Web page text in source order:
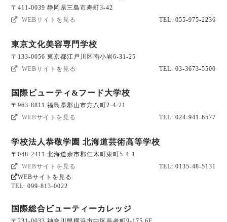
〒411-0039 静岡県三島市寿町3-42
WEBサイトを見る
TEL: 055-975-2236
東京文化美容専門学校
〒133-0056 東京都江戸川区南小岩6-31-25
WEBサイトを見る
TEL: 03-3673-5500
国際ビューティ&フード大学校
〒963-8811 福島県郡山市方八町2-4-21
WEBサイトを見る
TEL: 024-941-6577
学校法人恭敬学園 北海道芸術高等学校
〒048-2411 北海道余市郡仁木町東町5-4-1
WEBサイトを見る
TEL: 0135-48-5131
WEBサイトを見る
TEL: 099-813-0022
国際総合ビューティーカレッジ